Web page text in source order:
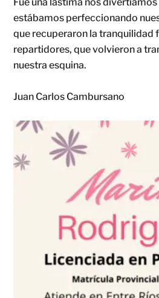
estábamos perfeccionando
que recuperaron la tranquilidad
repartidores, que volvieron a
nuestra esquina.
Juan Carlos Cambursano